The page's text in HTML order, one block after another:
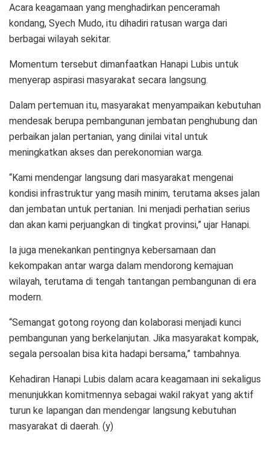
Acara keagamaan yang menghadirkan penceramah
kondang, Syech Mudo, itu dihadiri ratusan warga dari
berbagai wilayah sekitar.
Momentum tersebut dimanfaatkan Hanapi Lubis untuk
menyerap aspirasi masyarakat secara langsung.
Dalam pertemuan itu, masyarakat menyampaikan kebutuhan
mendesak berupa pembangunan jembatan penghubung dan
perbaikan jalan pertanian, yang dinilai vital untuk
meningkatkan akses dan perekonomian warga.
“Kami mendengar langsung dari masyarakat mengenai
kondisi infrastruktur yang masih minim, terutama akses jalan
dan jembatan untuk pertanian. Ini menjadi perhatian serius
dan akan kami perjuangkan di tingkat provinsi,” ujar Hanapi.
Ia juga menekankan pentingnya kebersamaan dan
kekompakan antar warga dalam mendorong kemajuan
wilayah, terutama di tengah tantangan pembangunan di era
modern.
“Semangat gotong royong dan kolaborasi menjadi kunci
pembangunan yang berkelanjutan. Jika masyarakat kompak,
segala persoalan bisa kita hadapi bersama,” tambahnya.
Kehadiran Hanapi Lubis dalam acara keagamaan ini sekaligus
menunjukkan komitmennya sebagai wakil rakyat yang aktif
turun ke lapangan dan mendengar langsung kebutuhan
masyarakat di daerah. (y)